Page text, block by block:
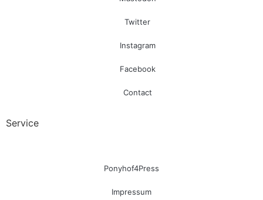
Twitter
Instagram
Facebook
Contact
Service
Ponyhof4Press
Impressum